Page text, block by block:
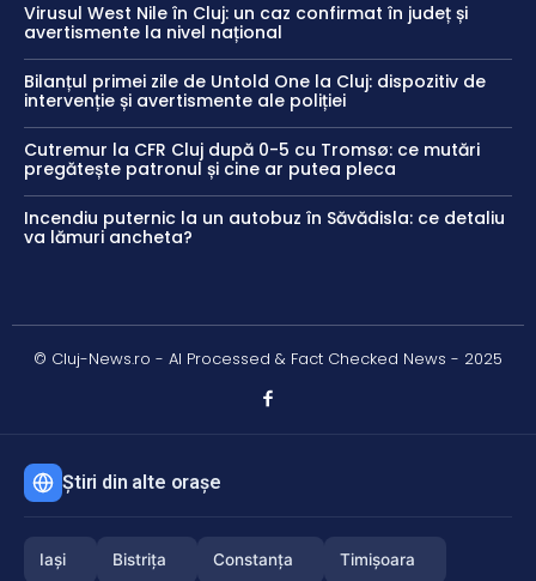
Virusul West Nile în Cluj: un caz confirmat în județ și
avertismente la nivel național
Bilanțul primei zile de Untold One la Cluj: dispozitiv de
intervenție și avertismente ale poliției
Cutremur la CFR Cluj după 0-5 cu Tromsø: ce mutări
pregătește patronul și cine ar putea pleca
Incendiu puternic la un autobuz în Săvădisla: ce detaliu
va lămuri ancheta?
© Cluj-News.ro - AI Processed & Fact Checked News - 2025
Știri din alte orașe
Iași Bistrița Constanța Timișoara